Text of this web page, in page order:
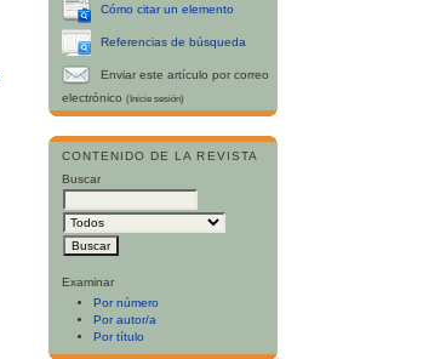
Cómo citar un elemento
Referencias de búsqueda
Enviar este artículo por correo
electrónico (Inicie sesión)
CONTENIDO DE LA REVISTA
Buscar
Examinar
Por número
Por autor/a
Por título